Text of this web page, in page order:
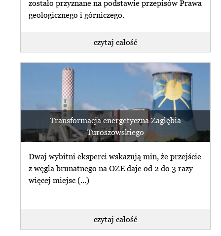
Organizacje: region potrzebuje (...)
31 sierpnia Wojewódzki Sąd
Administracyjny w Warszawie
rozstrzygnie o zgodności z prawem
decyzji środowiskowej, (...)
czytaj całość
czytaj najnowszy
przeglądaj archiwum
subskrybuj newsletter
zrezygnuj z subskrybcji
przeglądaj archiwum
zostało przyznane na podstawie przepisów Prawa
geologicznego i górniczego.
czytaj całość
Transformacja energetyczna Zagłębia
Turoszowskiego
Dwaj wybitni eksperci wskazują min, że przejście
z węgla brunatnego na OZE daje od 2 do 3 razy
więcej miejsc (...)
czytaj całość